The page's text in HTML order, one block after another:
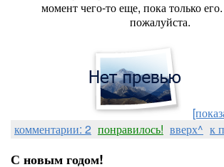
момент чего-то еще, пока только
пожалуйста.
комментарии: 2 понравилось! вверх^ к
С новым годом!